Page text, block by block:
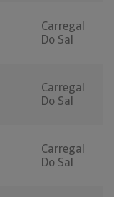
Carregal
Do Sal
Carregal
Do Sal
Carregal
Do Sal